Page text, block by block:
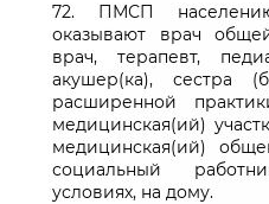
72. ПМСП
оказывают врач
врач, терапевт,
акушер(ка), сестра
расширенной
медицинская(ий)
медицинская(ий)
социальный
условиях, на дому.